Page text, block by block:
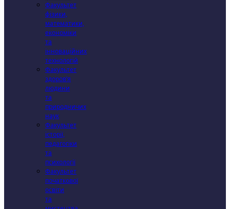
Факультет
фізики,
математики,
економіки
та
інноваційних
технологій
Факультет
здоров’я
людини
та
природничих
наук
Факультет
історії,
педагогіки
та
психології
Факультет
початкової
освіти
та